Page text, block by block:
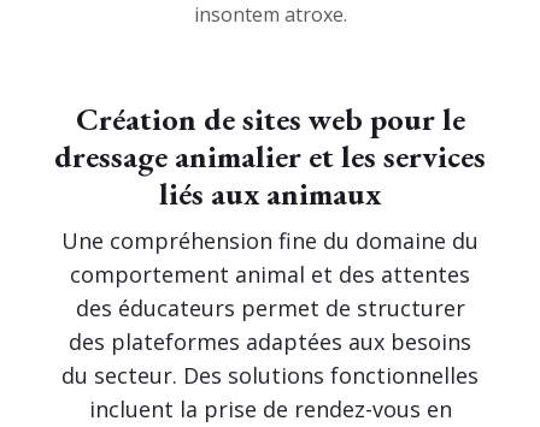
insontem atroxe.
Création de sites web pour le
dressage animalier et les services
liés aux animaux
Une compréhension fine du domaine du
comportement animal et des attentes
des éducateurs permet de structurer
des plateformes adaptées aux besoins
du secteur. Des solutions fonctionnelles
incluent la prise de rendez-vous en